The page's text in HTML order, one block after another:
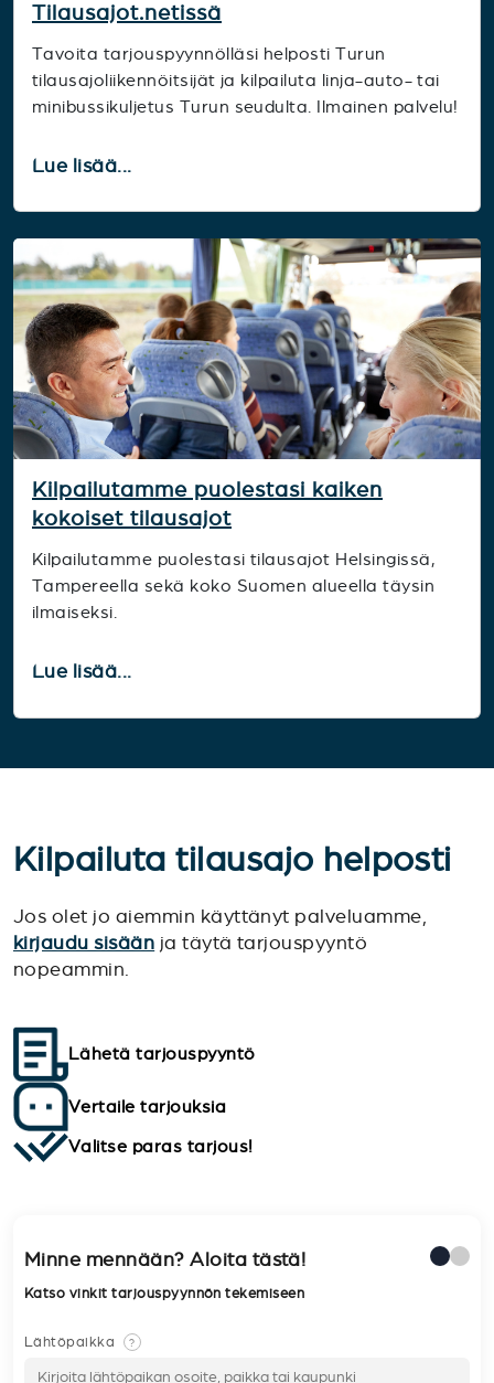
Tilausajot.netissä
Tavoita tarjouspyynnölläsi helposti Turun
tilausajoliikennöitsijät ja kilpailuta linja-auto- tai
minibussikuljetus Turun seudulta. Ilmainen palvelu!
Lue lisää...
Kilpailutamme puolestasi kaiken
kokoiset tilausajot
Kilpailutamme puolestasi tilausajot Helsingissä,
Tampereella sekä koko Suomen alueella täysin
ilmaiseksi.
Lue lisää...
Kilpailuta tilausajo helposti
Jos olet jo aiemmin käyttänyt palveluamme,
kirjaudu sisään ja täytä tarjouspyyntö
nopeammin.
Lähetä tarjouspyyntö
Vertaile tarjouksia
Valitse paras tarjous!
Minne mennään? Aloita tästä!
Katso vinkit tarjouspyynnön tekemiseen
Lähtöpaikka ?